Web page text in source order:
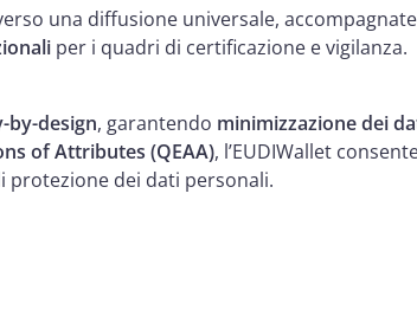
una diffusione universale,
per i quadri di certificazione e vigilanza.
by-design, garantendo minimizzazione dei
of Attributes (QEAA), l’EUDIWallet
protezione dei dati personali.